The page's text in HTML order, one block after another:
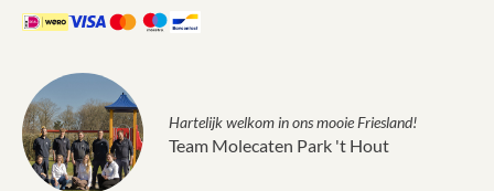
Hartelijk welkom in ons mooie Friesland!
Team Molecaten Park 't Hout